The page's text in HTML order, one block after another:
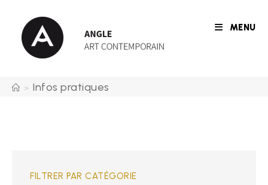
content
MENU
> Infos pratiques
FILTRER PAR CATÉGORIE